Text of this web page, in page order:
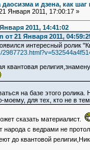
и дзена, как
Января 2011, 17:00:17 »
2011, 14:41:02
от 21 Января 2011,
интересный ролик
квантовая
на базе этого ролика.
моему, для тех, кто не в
сказать материалист.
с ведрами не
до квантовой